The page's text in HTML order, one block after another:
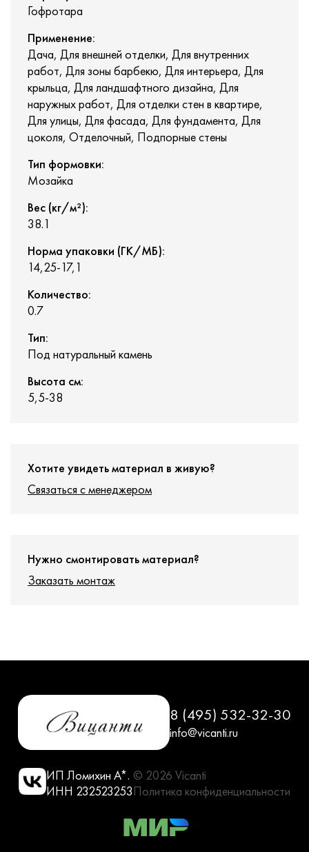
Гофротара
Применение:
Дача, Для внешней отделки, Для внутренних
работ, Для зоны барбекю, Для интерьера, Для
крыльца, Для ландшафтного дизайна, Для
наружных работ, Для отделки стен в квартире,
Для улицы, Для фасада, Для фундамента, Для
цоколя, Отделочный, Подпорные стены
Тип формовки:
Мозайка
Вес (кг/м²):
38.1
Норма упаковки (ГК/МБ):
14,25-17,1
Количество:
0.7
Тип:
Под натуральный камень
Высота см:
5,5-38
Хотите увидеть материал в живую?
Связаться с менеджером
Нужно смонтировать материал?
Заказать монтаж
8 (495) 532-32-30
info@vicanti.ru
ИП Ломихин А*.
ИНН 232523253
© 2026 Vicanti
Политика конфиденциальности